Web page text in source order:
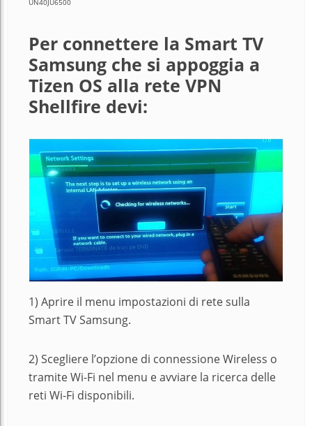
UN40JU6500
Per connettere la Smart TV
Samsung che si appoggia a
Tizen OS alla rete VPN
Shellfire devi:
1) Aprire il menu impostazioni di rete sulla
Smart TV Samsung.
2) Scegliere l’opzione di connessione Wireless o
tramite Wi-Fi nel menu e avviare la ricerca delle
reti Wi-Fi disponibili.